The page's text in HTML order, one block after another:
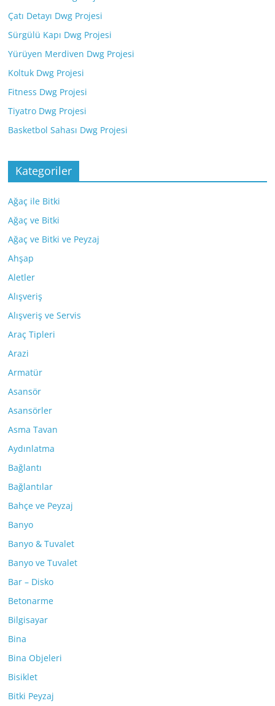
Çatı Detayı Dwg Projesi
Sürgülü Kapı Dwg Projesi
Yürüyen Merdiven Dwg Projesi
Koltuk Dwg Projesi
Fitness Dwg Projesi
Tiyatro Dwg Projesi
Basketbol Sahası Dwg Projesi
Kategoriler
Ağaç ile Bitki
Ağaç ve Bitki
Ağaç ve Bitki ve Peyzaj
Ahşap
Aletler
Alışveriş
Alışveriş ve Servis
Araç Tipleri
Arazi
Armatür
Asansör
Asansörler
Asma Tavan
Aydınlatma
Bağlantı
Bağlantılar
Bahçe ve Peyzaj
Banyo
Banyo & Tuvalet
Banyo ve Tuvalet
Bar – Disko
Betonarme
Bilgisayar
Bina
Bina Objeleri
Bisiklet
Bitki Peyzaj